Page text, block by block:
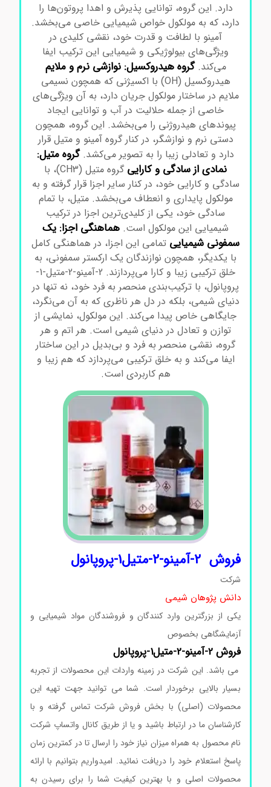
دارد. این گروه، توانایی پذیرش و اهدا پروتون‌ها را
دارد، که به مولکول خواص شیمیایی خاصی می‌بخشد.
آمینو با لطافت و قدرت خود، نقشی کلیدی در
ویژگی‌های بیولوژیکی و شیمیایی این ترکیب ایفا
می‌کند.گروه هیدروکسیل: نوازشی نرم و ملایم
هیدروکسیل (OH) با اکسیژنی که همچون نسیمی
ملایم در ساختار مولکول جریان دارد، به آن ویژگی‌های
خاصی از جمله حلالیت در آب و توانایی ایجاد
پیوندهای هیدروژنی را می‌بخشد. این گروه، همچون
دستی نرم و نوازشگر، در کنار گروه آمینو و متیل قرار
دارد و تعادلی زیبا را به تصویر می‌کشد.گروه متیل:
نمادی از سادگی و کارایی
گروه متیل (CH3)، با
سادگی و کارایی خود، در کنار سایر اجزا قرار گرفته و به
مولکول پایداری و انعطاف می‌بخشد. متیل، با تمام
سادگی خود، یکی از کلیدی‌ترین اجزا در ترکیب
شیمیایی این مولکول است.هماهنگی اجزا: یک
سمفونی شیمیاییتمامی این اجزا، در هماهنگی کامل
با یکدیگر، همچون نوازندگان یک ارکستر سمفونی، به
خلق ترکیبی زیبا و کارا می‌پردازند. 2-آمینو-2-متیل-1-
پروپانول، با ترکیب‌بندی منحصر به فرد خود، نه تنها در
دنیای شیمی، بلکه در دل هر ناظری که به آن می‌نگرد،
جایگاهی خاص پیدا می‌کند. این مولکول، نمایشی از
توازن و تعادل در دنیای شیمی است. هر اتم و هر
گروه، نقشی منحصر به فرد و بی‌بدیل در این ساختار
ایفا می‌کند و به خلق ترکیبی می‌پردازد که هم زیبا و
هم کاربردی است.
فروش 2-آمینو-2-متیل1-پروپانول
شرکت
دانش پژوهان شیمی
یکی از بزرگترین وارد کنندگان و فروشندگان مواد شیمیایی و
آزمایشگاهی بخصوص
فروش 2-آمینو-2-متیل1-پروپانول
می باشد. این شرکت در زمینه واردات این محصولات از تجربه
بسیار بالایی برخوردار است. شما می توانید جهت تهیه این
محصولات (اصلی) با بخش فروش شرکت تماس گرفته و با
کارشناسان ما در ارتباط باشید و یا از طریق کانال واتساپ شرکت
نام محصول به همراه میزان نیاز خود را ارسال تا در کمترین زمان
پاسخ استعلام خود را دریافت نمائید. امیدواریم بتوانیم با ارائه
محصولات اصلی و با بهترین کیفیت شما را برای رسیدن به